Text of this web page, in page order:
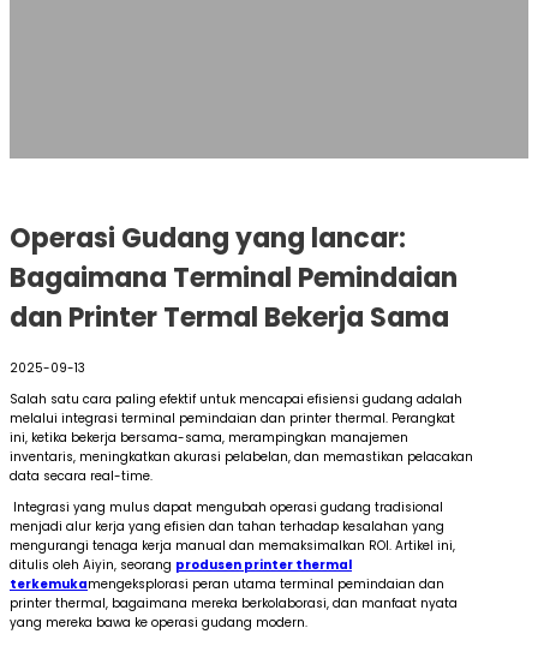
Operasi Gudang yang lancar:
Bagaimana Terminal Pemindaian
dan Printer Termal Bekerja Sama
2025-09-13
Salah satu cara paling efektif untuk mencapai efisiensi gudang adalah
melalui integrasi terminal pemindaian dan printer thermal. Perangkat
ini, ketika bekerja bersama-sama, merampingkan manajemen
inventaris, meningkatkan akurasi pelabelan, dan memastikan pelacakan
data secara real-time.
Integrasi yang mulus dapat mengubah operasi gudang tradisional
menjadi alur kerja yang efisien dan tahan terhadap kesalahan yang
mengurangi tenaga kerja manual dan memaksimalkan ROI. Artikel ini,
ditulis oleh Aiyin, seorang produsen printer thermal
terkemukamengeksplorasi peran utama terminal pemindaian dan
printer thermal, bagaimana mereka berkolaborasi, dan manfaat nyata
yang mereka bawa ke operasi gudang modern.